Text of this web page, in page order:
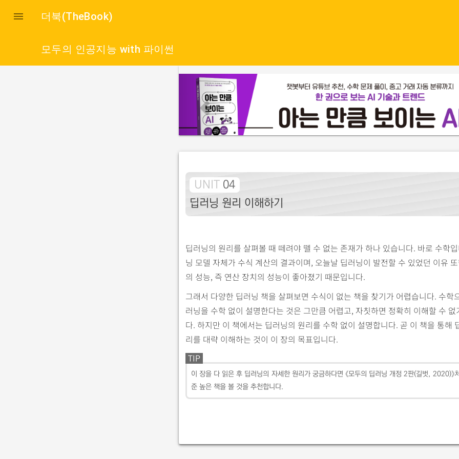
 더북(TheBook)
모두의 인공지능 with 파이썬
p
r
e
v
i
o
s
UNIT 04
딥러닝 원리 이해하기
딥러닝의 원리를 살펴볼 때 떼려야 뗄 수 없는 존재가 하나 있습니다. 바로 수학
닝 모델 자체가 수식 계산의 결과이며, 오늘날 딥러닝이 발전할 수 있었던 이유
의 성능, 즉 연산 장치의 성능이 좋아졌기 때문입니다.
그래서 다양한 딥러닝 책을 살펴보면 수식이 없는 책을 찾기가 어렵습니다. 수학
러닝을 수학 없이 설명한다는 것은 그만큼 어렵고, 자칫하면 정확히 이해할 수 없
다. 하지만 이 책에서는 딥러닝의 원리를 수학 없이 설명합니다. 곧 이 책을 통해
리를 대략 이해하는 것이 이 장의 목표입니다.
TIP
이 장을 다 읽은 후 딥러닝의 자세한 원리가 궁금하다면 《모두의 딥러닝 개정 2판(길벗, 2020)》
준 높은 책을 볼 것을 추천합니다.